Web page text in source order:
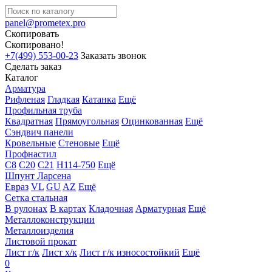
panel@prometex.pro
Скопировать
Скопировано!
+7(499) 553-00-23 Заказать звонок
Сделать заказ
Каталог
Арматура
Рифленая Гладкая Катанка Ещё
Профильная труба
Квадратная Прямоугольная Оцинкованная Ещё
Сэндвич панели
Кровельные Стеновые Ещё
Профнастил
С8 С20 С21 Н114-750 Ещё
Шпунт Ларсена
Евраз VL GU AZ Ещё
Сетка стальная
В рулонах В картах Кладочная Арматурная Ещё
Металлоконструкции
Металлоизделия
Листовой прокат
Лист г/к Лист х/к Лист г/к износостойкий Ещё
0